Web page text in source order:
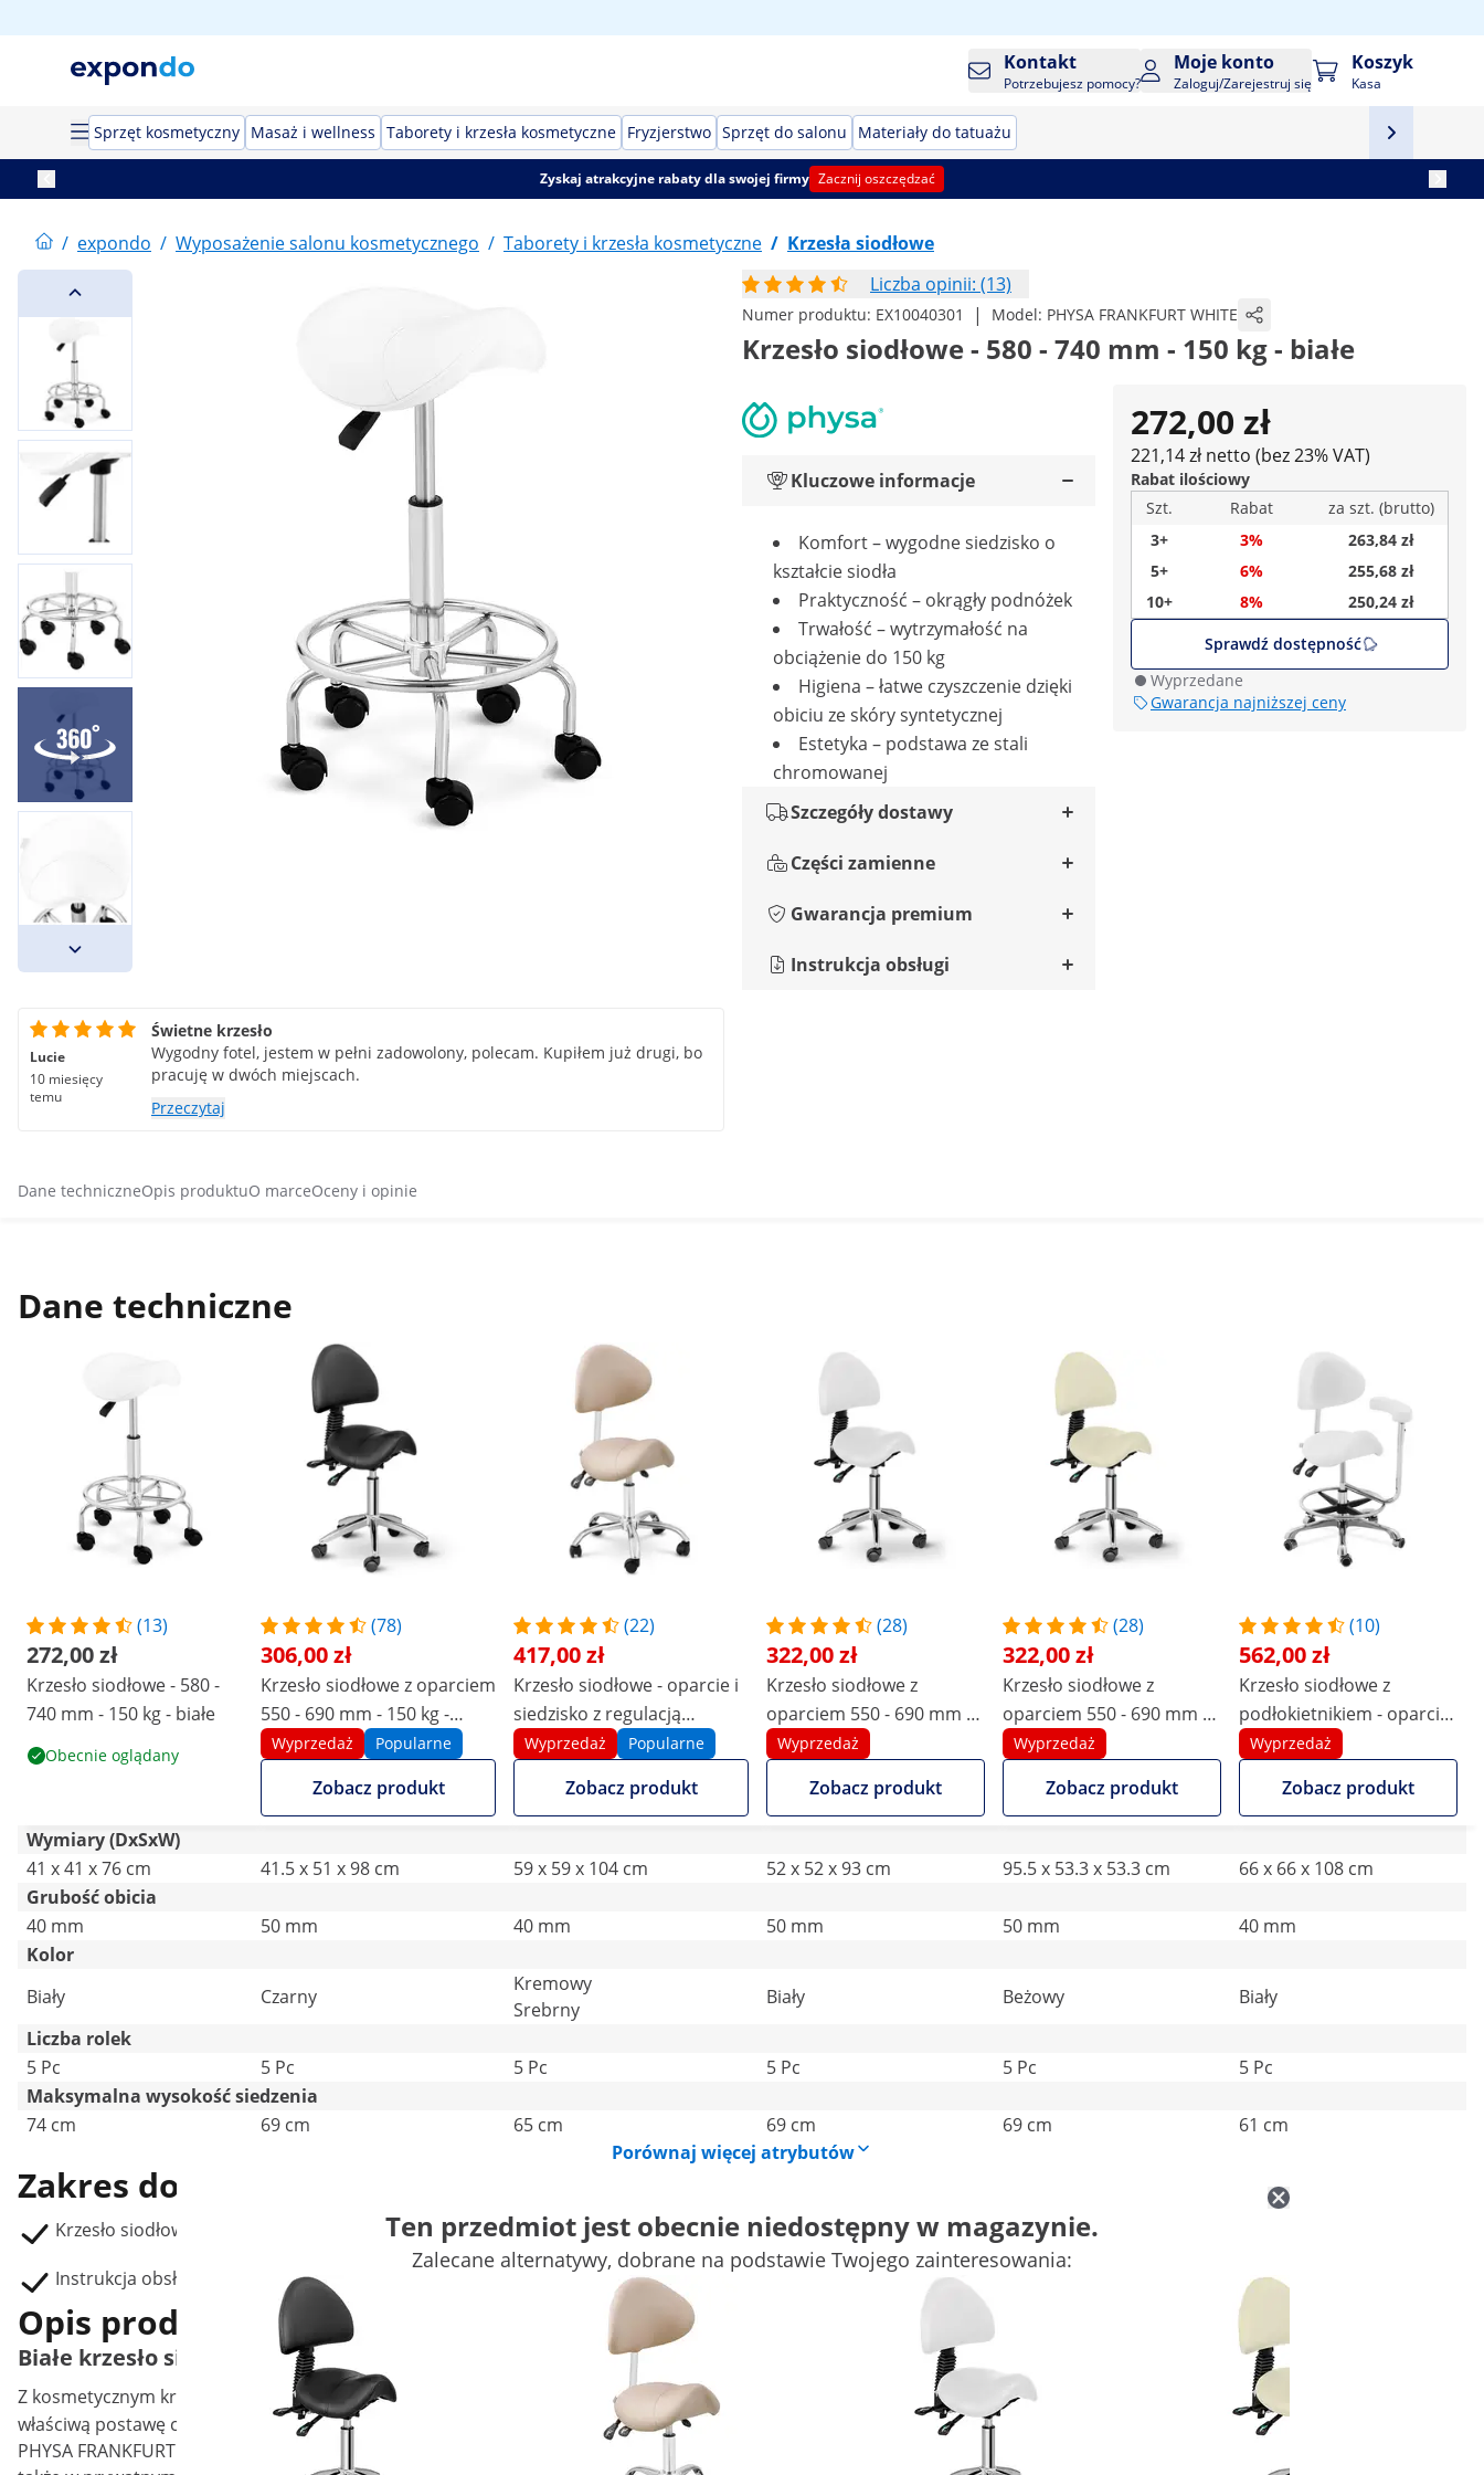
Kontakt
Potrzebujesz pomocy?
Moje konto
Zaloguj/Zarejestruj się
Koszyk
Kasa
Sprzęt kosmetyczny Masaż i wellness Taborety i krzesła kosmetyczne Fryzjerstwo Sprzęt do salonu Materiały do tatuażu
Zyskaj atrakcyjne rabaty dla swojej firmy Zacznij oszczędzać
/ expondo / Wyposażenie salonu kosmetycznego / Taborety i krzesła kosmetyczne / Krzesła siodłowe
Liczba opinii: (13)
Numer produktu: EX10040301 | Model: PHYSA FRANKFURT WHITE
Krzesło siodłowe - 580 - 740 mm - 150 kg - białe
272,00 zł
221,14 zł netto (bez 23% VAT)
Rabat ilościowy
Szt.
Rabat
za szt. (brutto)
3+
3%
263,84 zł
5+
6%
255,68 zł
10+
8%
250,24 zł
Sprawdź dostępność
Wyprzedane
Gwarancja najniższej ceny
Kluczowe informacje
Komfort – wygodne siedzisko o
kształcie siodła
Praktyczność – okrągły podnóżek
Trwałość – wytrzymałość na
obciążenie do 150 kg
Higiena – łatwe czyszczenie dzięki
obiciu ze skóry syntetycznej
Estetyka – podstawa ze stali
chromowanej
Szczegóły dostawy
Części zamienne
Gwarancja premium
Instrukcja obsługi
Lucie
10 miesięcy
temu
Świetne krzesło
Wygodny fotel, jestem w pełni zadowolony, polecam. Kupiłem już drugi, bo
pracuję w dwóch miejscach.
Przeczytaj
Dane techniczneOpis produktuO marceOceny i opinie
Dane techniczne
(13)
272,00 zł
Krzesło siodłowe - 580 -
740 mm - 150 kg - białe
Obecnie oglądany
(78)
306,00 zł
Krzesło siodłowe z oparciem
550 - 690 mm - 150 kg -
czarne
Wyprzedaż Popularne
Zobacz produkt
(22)
417,00 zł
Krzesło siodłowe - oparcie i
siedzisko z regulacją
wysokości - 51-65 cm - 150
kg - kremowe, srebrne
Wyprzedaż Popularne
Zobacz produkt
(28)
322,00 zł
Krzesło siodłowe z
oparciem 550 - 690 mm -
150 kg - białe
Wyprzedaż
Zobacz produkt
(28)
322,00 zł
Krzesło siodłowe z
oparciem 550 - 690 mm -
150 kg - beżowe
Wyprzedaż
Zobacz produkt
(10)
562,00 zł
Krzesło siodłowe z
podłokietnikiem - oparcie
i siedzisko z regulacją
wysokości - 51-61 cm - 150
kg - białe
Wyprzedaż
Zobacz produkt
Wymiary (DxSxW)
41 x 41 x 76 cm
41.5 x 51 x 98 cm 59 x 59 x 104 cm 52 x 52 x 93 cm 95.5 x 53.3 x 53.3 cm
66 x 66 x 108 cm
Grubość obicia
40 mm
50 mm 40 mm 50 mm 50 mm
40 mm
Kolor
Biały
Czarny
Kremowy
Srebrny
Biały Beżowy
Biały
Liczba rolek
5 Pc
5 Pc 5 Pc 5 Pc 5 Pc
5 Pc
Maksymalna wysokość siedzenia
74 cm
69 cm 65 cm 69 cm 69 cm
61 cm
Porównaj więcej atrybutów
Zakres dostawy
Krzesło siodłowe
Instrukcja obsługi
Ten przedmiot jest obecnie niedostępny w magazynie.
Zalecane alternatywy, dobrane na podstawie Twojego zainteresowania:
Opis produktu
Białe krzesło siodłowe physa
Z kosmetycznym krzesłem siodłowym marki physa zadbasz nie tylko o komfort w swoim salonie piękności, ale i o
właściwą postawę ciała podczas wielogodzinnych zabiegów. Ergonomiczny kształt oraz elegancki design modelu
PHYSA FRANKFURT WHITE z pewnością zostaną docenione w salonach kosmetycznych i fryzjerskich, centrach SPA, a